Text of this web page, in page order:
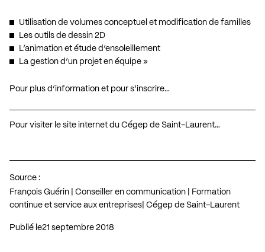
Utilisation de volumes conceptuel et modification de familles
Les outils de dessin 2D
L’animation et étude d’ensoleillement
La gestion d’un projet en équipe »
Pour plus d’information et pour s’inscrire…
Pour visiter le site internet du Cégep de Saint-Laurent…
Source :
François Guérin | Conseiller en communication | Formation
continue et service aux entreprises| Cégep de Saint-Laurent
Publié le 21 septembre 2018